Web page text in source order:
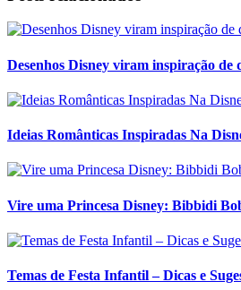
Desenhos Disney viram inspiração de
Ideias Românticas Inspiradas Na
Vire uma Princesa Disney: Bibbidi
Temas de Festa Infantil – Dicas e